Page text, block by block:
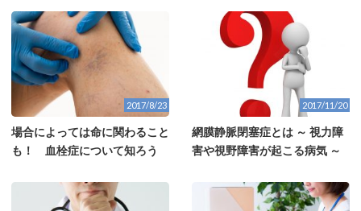
2017/8/23
場合によっては命に関わること
も！ 血栓症について知ろう
2017/11/20
網膜静脈閉塞症とは ～ 視力障
害や視野障害が起こる病気 ～